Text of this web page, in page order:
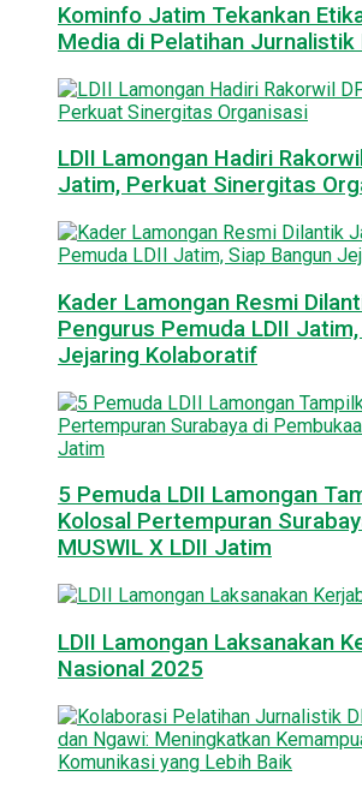
Kominfo Jatim Tekankan
Media di Pelatihan Jurnalistik
LDII Lamongan Hadiri
Jatim, Perkuat Sinergitas
Kader Lamongan Resmi
Pengurus Pemuda LDII
Jejaring Kolaboratif
5 Pemuda LDII Lamongan
Kolosal Pertempuran
MUSWIL X LDII Jatim
LDII Lamongan Laksanakan
Nasional 2025